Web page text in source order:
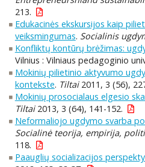
213.
Edukacinės ekskursijos kaip
veiksmingumas. Socialinis
Konfliktų kontūrų brėžimas:
Vilnius : Vilniaus pedagoginio
Mokinių pilietinio aktyvumo
kontekste. Tiltai2011, 3 (56),
Mokinių prosocialaus elgesio
Tiltai2013, 3 (64), 141-152.
Neformaliojo ugdymo svarba
Socialinė teorija, empirija,
118.
Paauglių socializacijos